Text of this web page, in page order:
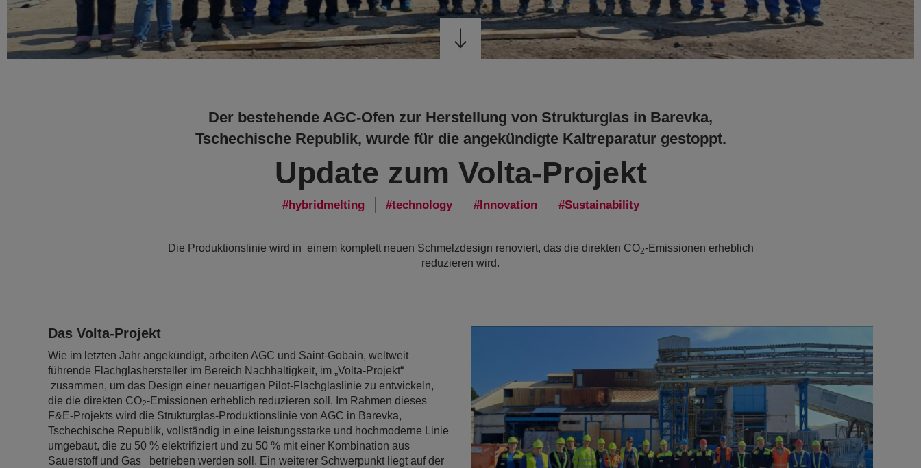
Der bestehende AGC-Ofen zur Herstellung von Strukturglas in Barevka,
Tschechische Republik, wurde für die angekündigte Kaltreparatur gestoppt.
Update zum Volta-Projekt
hybridmelting technology Innovation Sustainability
Die Produktionslinie wird in einem komplett neuen Schmelzdesign renoviert, das die direkten CO2-Emissionen erheblich
reduzieren wird.
Das Volta-Projekt
Wie im letzten Jahr angekündigt, arbeiten AGC und Saint-Gobain, weltweit
führende Flachglashersteller im Bereich Nachhaltigkeit, im „Volta-Projekt“
zusammen, um das Design einer neuartigen Pilot-Flachglaslinie zu entwickeln,
die die direkten CO2-Emissionen erheblich reduzieren soll. Im Rahmen dieses
F&E-Projekts wird die Strukturglas-Produktionslinie von AGC in Barevka,
Tschechische Republik, vollständig in eine leistungsstarke und hochmoderne Linie
umgebaut, die zu 50 % elektrifiziert und zu 50 % mit einer Kombination aus
Sauerstoff und Gas betrieben werden soll. Ein weiterer Schwerpunkt liegt auf der